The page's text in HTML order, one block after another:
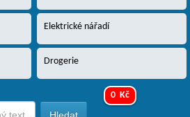
Elektrické nářadí
Drogerie
0 Kč